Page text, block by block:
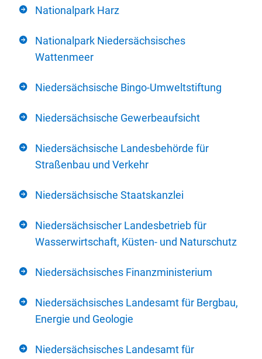
Nationalpark Harz
Nationalpark Niedersächsisches
Wattenmeer
Niedersächsische Bingo-Umweltstiftung
Niedersächsische Gewerbeaufsicht
Niedersächsische Landesbehörde für
Straßenbau und Verkehr
Niedersächsische Staatskanzlei
Niedersächsischer Landesbetrieb für
Wasserwirtschaft, Küsten- und Naturschutz
Niedersächsisches Finanzministerium
Niedersächsisches Landesamt für Bergbau,
Energie und Geologie
Niedersächsisches Landesamt für